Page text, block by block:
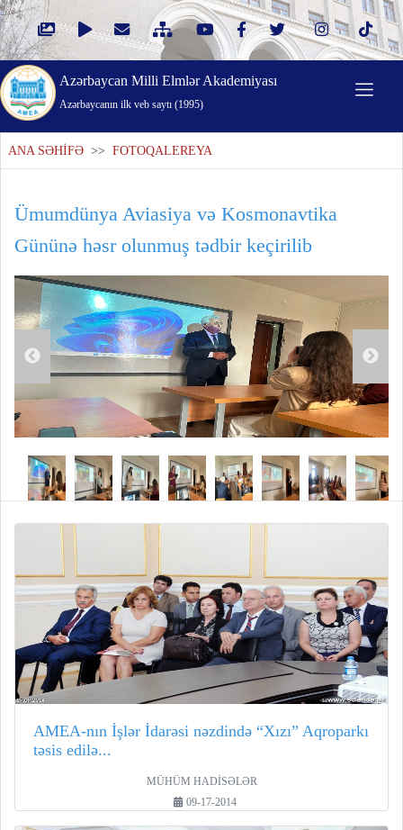
Azərbaycan Milli Elmlər Akademiyası
Azərbaycanın ilk veb saytı (1995)
ANA SƏHİFƏ >> FOTOQALEREYA
Ümumdünya Aviasiya və Kosmonavtika
Gününə həsr olunmuş tədbir keçirilib
AMEA-nın İşlər İdarəsi nəzdində “Xızı” Aqroparkı
təsis edilə...
MÜHÜM HADİSƏLƏR
09-17-2014